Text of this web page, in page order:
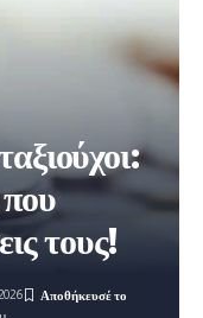
τους!